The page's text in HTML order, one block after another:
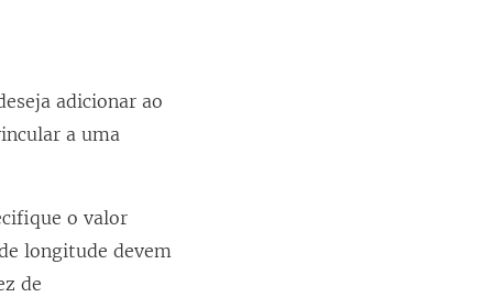
adicionar ao
a uma
o valor
longitude devem
de